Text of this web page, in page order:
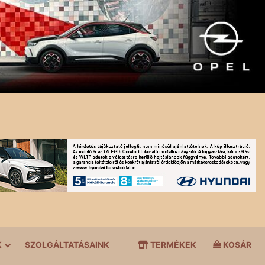
SZOLGÁLTATÁSAINK TERMÉKEK KOSÁR